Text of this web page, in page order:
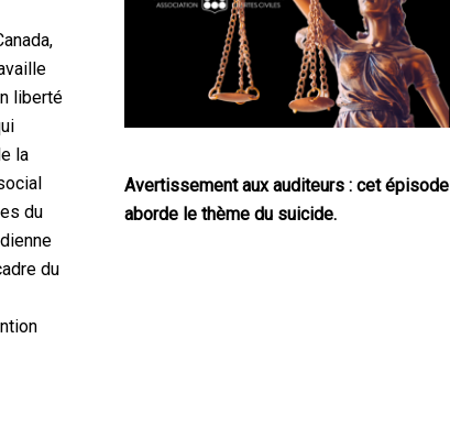
liberté
la
du
du
Avertissement aux auditeurs : cet épisode
aborde le thème du suicide.